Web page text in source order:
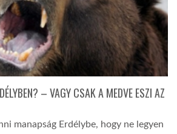
– VAGY CSAK A MEDVE ESZI AZ
manapság Erdélybe, hogy ne legyen